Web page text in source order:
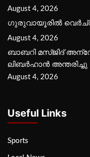
August 4, 2026
ഗുരുവായൂരില്‍
August 4, 2026
ബാബറി മസ്ജിദ്
ലിബര്‍ഹാന്‍ അന്തരിച്ചു
August 4, 2026
Useful Links
Sports